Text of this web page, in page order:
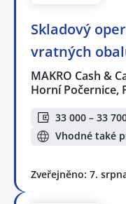
Skladový
vratných
MAKRO Cash &
Horní Počernice,
33 000 – 33
Vhodné také
Zveřejněno: 7.